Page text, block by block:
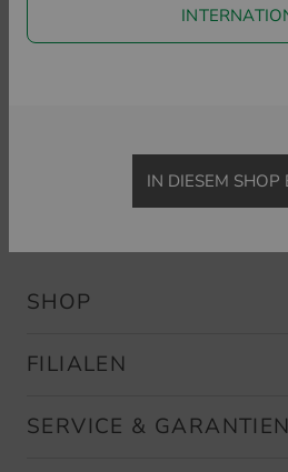
SHOP
FILIALEN
SERVICE & GARANTIEN
IN DIESEM SHOP